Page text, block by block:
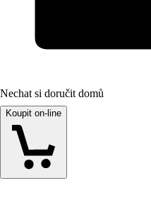
Nechat si doručit domů
Koupit on-line